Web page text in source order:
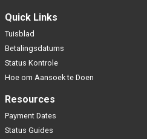
Quick Links
Tuisblad
Betalingsdatums
Status Kontrole
Hoe om Aansoek te Doen
Resources
Payment Dates
Status Guides